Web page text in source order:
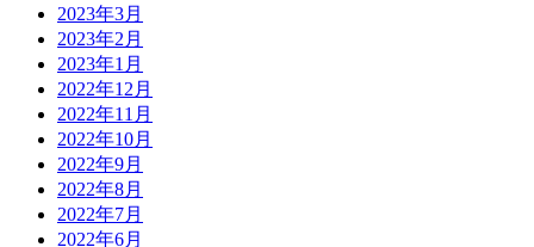
2023年3月
2023年2月
2023年1月
2022年12月
2022年11月
2022年10月
2022年9月
2022年8月
2022年7月
2022年6月